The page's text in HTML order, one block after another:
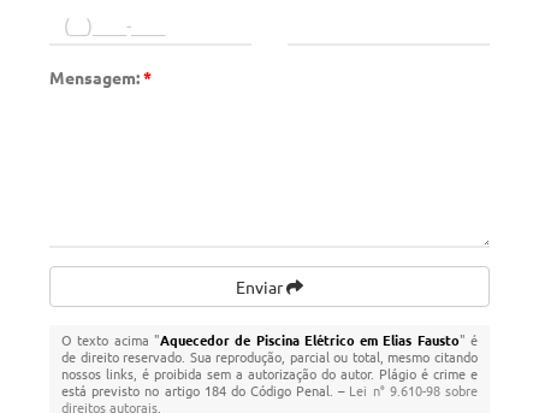
Mensagem:*
Enviar
O texto acima "Aquecedor de Piscina Elétrico em Elias Fausto" é
de direito reservado. Sua reprodução, parcial ou total, mesmo citando
nossos links, é proibida sem a autorização do autor. Plágio é crime e
está previsto no artigo 184 do Código Penal. – Lei n° 9.610-98 sobre
direitos autorais